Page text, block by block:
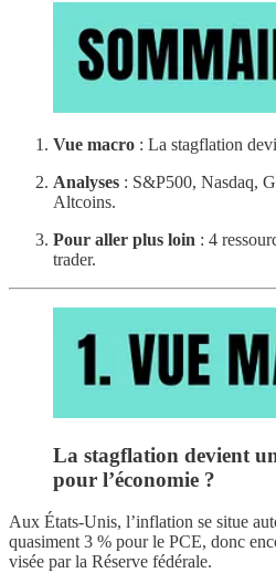
Vue macro : La stagflation
Analyses : S&P500, Nasdaq,
Altcoins.
Pour aller plus loin : 4
trader.
La stagflation devient
pour l’économie ?
Aux États-Unis, l’inflation se situe
quasiment 3 % pour le PCE, donc
visée par la Réserve fédérale.